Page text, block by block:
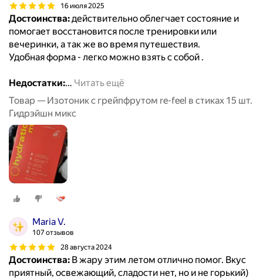
16 июля 2025
Достоинства:действительно облегчает состояние и
помогает восстановится после тренировки или
вечеринки, а так же во время путешествия.
Удобная форма - легко можно взять с собой .
Недостатки:… Читать ещё
Товар — Изотоник с грейпфрутом re-feel в стиках 15 шт.
Гидрэйшн микс
Maria V.
107 отзывов
28 августа 2024
Достоинства: В жару этим летом отлично помог. Вкус
приятный, освежающий, сладости нет, но и не горький)